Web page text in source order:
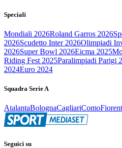
Speciali
Mondiali 2026Roland Garros 2026
2026Scudetto Inter 2026Olimpiadi
2026Super Bowl 2026Eicma 2025
Riding Fest 2025Paralimpiadi Parigi
2024Euro 2024
Squadra Serie A
AtalantaBolognaCagliariComo
Seguici su